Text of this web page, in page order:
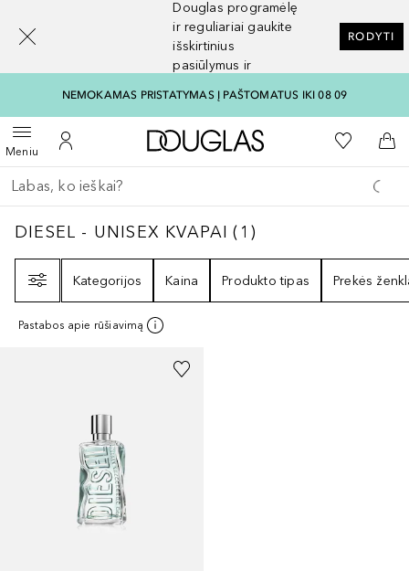
Douglas programėlę
ir reguliariai gaukite
išskirtinius
pasiūlymus ir
RODYTI
NEMOKAMAS PRISTATYMAS Į PAŠTOMATUS IKI 08 09
MeniuAtidaryti meniuĮ mano paskyrą
Į Douglas pagrindinį
Į mano
Į
Grįžk atgal
Vykdykite paiešką
DIESEL - UNISEX KVAPAI 1
DIESEL - UNISEX KVAPAI ( 1 )
Kategorijos
Kaina Produkto tipas Prekės
Pastabos apie rūšiavimą
[navigation.slideout.screenreader]